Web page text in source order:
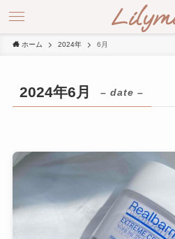
ホーム 2024年 6月
2024年6月 – date –